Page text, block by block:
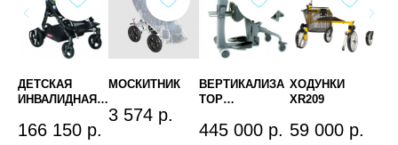
ДЕТСКАЯ
ИНВАЛИДНАЯ
PATRON DIXIE
166 150 р.
МОСКИТНИК
3 574 р.
ВЕРТИКАЛИЗА
ТОР
EVOLV XT
445 000 р.
ХОДУНКИ
XR209
59 000 р.